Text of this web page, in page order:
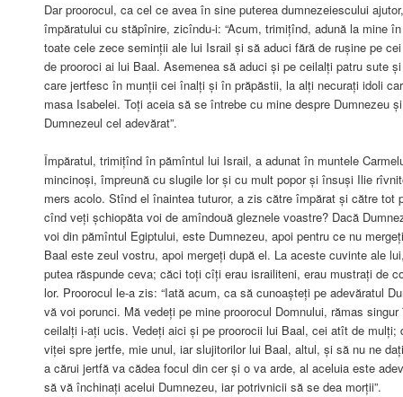
Dar proorocul, ca cel ce avea în sine puterea dumnezeiescului
împăratului cu stăpînire, zicîndu-i: “Acum, trimițînd, adună la mine
toate cele zece seminții ale lui Israil și să aduci fără de rușine pe
de prooroci ai lui Baal. Asemenea să aduci și pe ceilalți patru sute
care jertfesc în munții cei înalți și în prăpăstii, la alți necurați idoli
masa Isabelei. Toți aceia să se întrebe cu mine despre Dumnezeu
Dumnezeul cel adevărat”.
Împăratul, trimițînd în pămîntul lui Israil, a adunat în muntele
mincinoși, împreună cu slugile lor și cu mult popor și însuși Ilie
mers acolo. Stînd el înaintea tuturor, a zis către împărat și către tot
cînd veți șchiopăta voi de amîndouă gleznele voastre? Dacă
voi din pămîntul Egiptului, este Dumnezeu, apoi pentru ce nu
Baal este zeul vostru, apoi mergeți după el. La aceste cuvinte ale
putea răspunde ceva; căci toți cîți erau israiliteni, erau mustrați de
lor. Proorocul le-a zis: “Iată acum, ca să cunoașteți pe adevăratul
vă voi porunci. Mă vedeți pe mine proorocul Domnului, rămas
ceilalți i-ați ucis. Vedeți aici și pe proorocii lui Baal, cei atît de mulți;
viței spre jertfe, mie unul, iar slujitorilor lui Baal, altul, și să nu ne
a cărui jertfă va cădea focul din cer și o va arde, al aceluia este
să vă închinați acelui Dumnezeu, iar potrivnicii să se dea morții”.